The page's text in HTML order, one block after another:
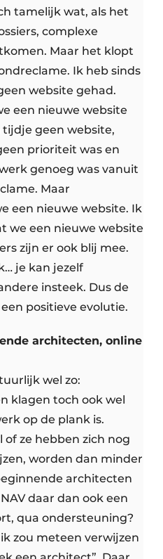
tamelijk wat, als het
complexe
Maar het klopt
Ik heb sinds
website gehad.
een nieuwe website
geen website,
prioriteit was en
genoeg was vanuit
Maar
een nieuwe website. Ik
we een nieuwe website
zijn er ook blij mee.
je kan jezelf
insteek. Dus de
positieve evolutie.
architecten, online
wel zo:
klagen toch ook wel
op de plank is.
of ze hebben zich nog
worden dan minder
architecten
daar dan ook een
qua ondersteuning?
zou meteen verwijzen